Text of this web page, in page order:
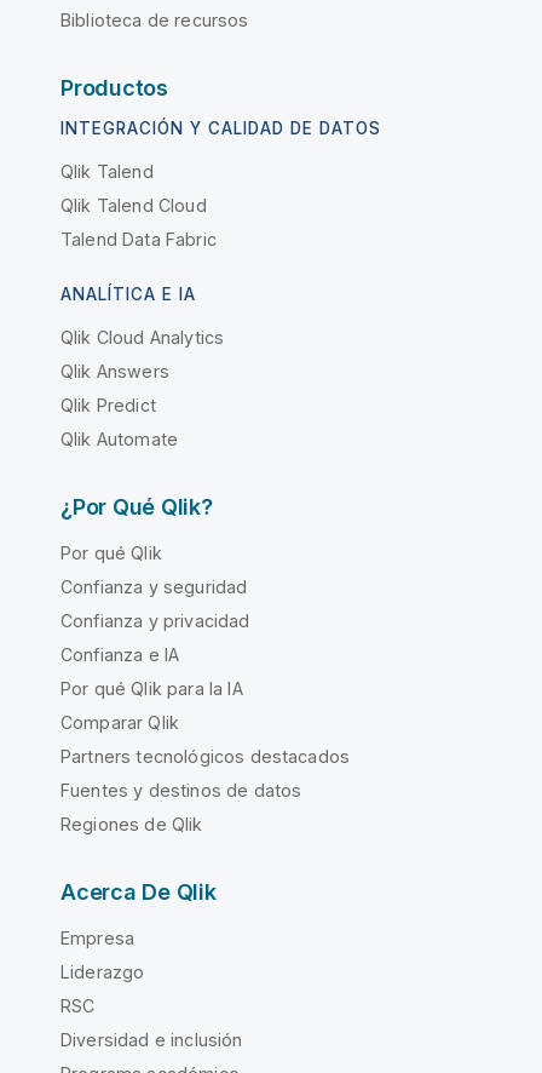
Biblioteca de recursos
Productos
INTEGRACIÓN Y CALIDAD DE DATOS
Qlik Talend
Qlik Talend Cloud
Talend Data Fabric
ANALÍTICA E IA
Qlik Cloud Analytics
Qlik Answers
Qlik Predict
Qlik Automate
¿Por Qué Qlik?
Por qué Qlik
Confianza y seguridad
Confianza y privacidad
Confianza e IA
Por qué Qlik para la IA
Comparar Qlik
Partners tecnológicos destacados
Fuentes y destinos de datos
Regiones de Qlik
Acerca De Qlik
Empresa
Liderazgo
RSC
Diversidad e inclusión